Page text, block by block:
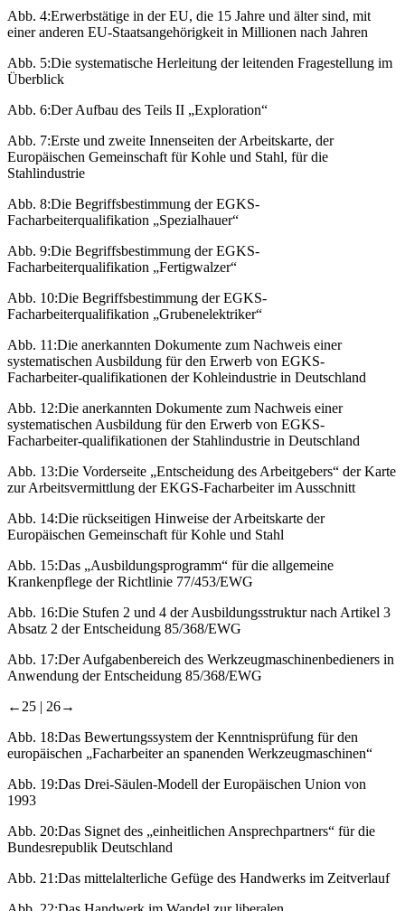
Abb. 4:Erwerbstätige in der EU, die 15 Jahre und älter sind, mit
einer anderen EU-Staatsangehörigkeit in Millionen nach Jahren
Abb. 5:Die systematische Herleitung der leitenden Fragestellung im
Überblick
Abb. 6:Der Aufbau des Teils II „Exploration“
Abb. 7:Erste und zweite Innenseiten der Arbeitskarte, der
Europäischen Gemeinschaft für Kohle und Stahl, für die
Stahlindustrie
Abb. 8:Die Begriffsbestimmung der EGKS-
Facharbeiterqualifikation „Spezialhauer“
Abb. 9:Die Begriffsbestimmung der EGKS-
Facharbeiterqualifikation „Fertigwalzer“
Abb. 10:Die Begriffsbestimmung der EGKS-
Facharbeiterqualifikation „Grubenelektriker“
Abb. 11:Die anerkannten Dokumente zum Nachweis einer
systemati­schen Ausbildung für den Erwerb von EGKS-
Facharbeiter­-qualifikationen der Kohleindustrie in Deutschland
Abb. 12:Die anerkannten Dokumente zum Nachweis einer
systematischen Ausbildung für den Erwerb von EGKS-
Facharbeiter-qualifikationen der Stahlindustrie in Deutschland
Abb. 13:Die Vorderseite „Entscheidung des Arbeitgebers“ der Karte
zur Arbeitsvermittlung der EKGS-Facharbeiter im Ausschnitt
Abb. 14:Die rückseitigen Hinweise der Arbeitskarte der
Europäischen Gemeinschaft für Kohle und Stahl
Abb. 15:Das „Ausbildungsprogramm“ für die allgemeine
Krankenpflege der Richtlinie 77/453/EWG
Abb. 16:Die Stufen 2 und 4 der Ausbildungsstruktur nach Artikel 3
Absatz 2 der Entscheidung 85/368/EWG
Abb. 17:Der Aufgabenbereich des Werkzeugmaschinenbedieners in
Anwendung der Entscheidung 85/368/EWG
←25 | 26→
Abb. 18:Das Bewertungssystem der Kenntnisprüfung für den
europäischen „Facharbeiter an spanenden Werkzeugmaschinen“
Abb. 19:Das Drei-Säulen-Modell der Europäischen Union von
1993
Abb. 20:Das Signet des „einheitlichen Ansprechpartners“ für die
Bundesrepublik Deutschland
Abb. 21:Das mittelalterliche Gefüge des Handwerks im Zeitverlauf